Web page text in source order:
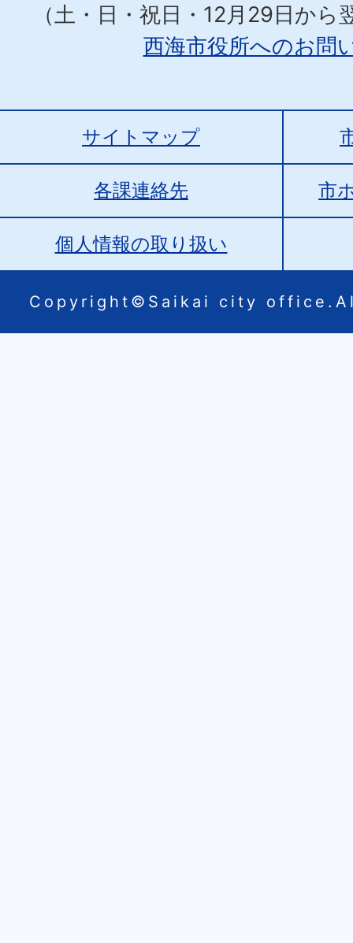
（土・日・祝日・12月29日から
西海市役所へのお問
サイトマップ
各課連絡先 市
個人情報の取り扱い
Copyright©Saikai city